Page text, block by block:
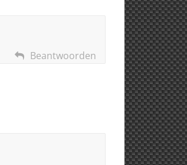
Beantwoorden